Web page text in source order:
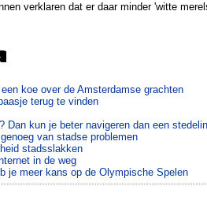
verklaren dat er daar minder 'witte
koe over de Amsterdamse grachten
terug te vinden
Dan kun je beter navigeren dan een
van stadse problemen
stadsslakken
in de weg
je meer kans op de Olympische Spelen